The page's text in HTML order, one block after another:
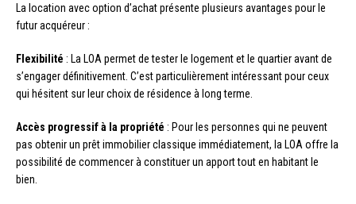
La location avec option d’achat présente plusieurs avantages pour le
futur acquéreur :
Flexibilité : La LOA permet de tester le logement et le quartier avant de
s’engager définitivement. C’est particulièrement intéressant pour ceux
qui hésitent sur leur choix de résidence à long terme.
Accès progressif à la propriété : Pour les personnes qui ne peuvent
pas obtenir un prêt immobilier classique immédiatement, la LOA offre la
possibilité de commencer à constituer un apport tout en habitant le
bien.